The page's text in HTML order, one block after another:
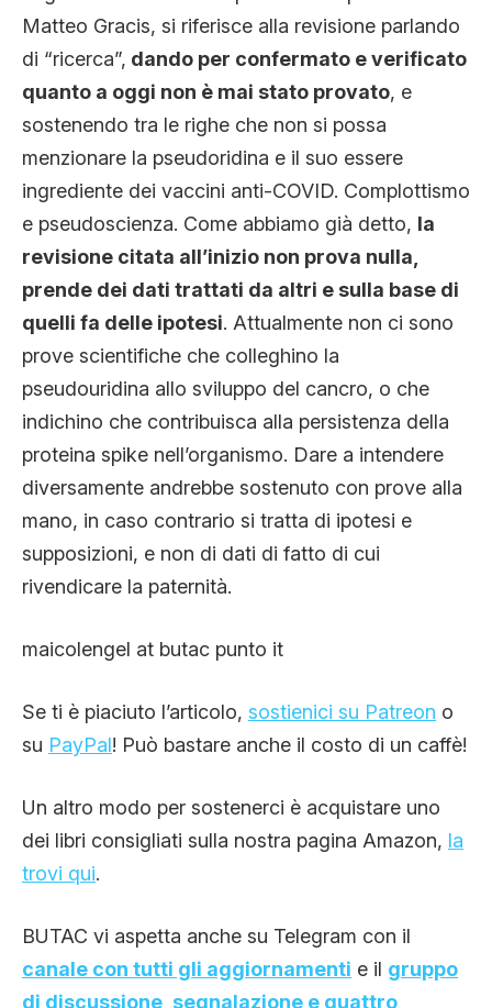
Matteo Gracis, si riferisce alla revisione parlando
di “ricerca”, dando per confermato e verificato
quanto a oggi non è mai stato provato, e
sostenendo tra le righe che non si possa
menzionare la pseudoridina e il suo essere
ingrediente dei vaccini anti-COVID. Complottismo
e pseudoscienza. Come abbiamo già detto, la
revisione citata all’inizio non prova nulla,
prende dei dati trattati da altri e sulla base di
quelli fa delle ipotesi. Attualmente non ci sono
prove scientifiche che colleghino la
pseudouridina allo sviluppo del cancro, o che
indichino che contribuisca alla persistenza della
proteina spike nell’organismo. Dare a intendere
diversamente andrebbe sostenuto con prove alla
mano, in caso contrario si tratta di ipotesi e
supposizioni, e non di dati di fatto di cui
rivendicare la paternità.
maicolengel at butac punto it
Se ti è piaciuto l’articolo, sostienici su Patreon o
su PayPal! Può bastare anche il costo di un caffè!
Un altro modo per sostenerci è acquistare uno
dei libri consigliati sulla nostra pagina Amazon, la
trovi qui.
BUTAC vi aspetta anche su Telegram con il
canale con tutti gli aggiornamenti e il gruppo
di discussione, segnalazione e quattro